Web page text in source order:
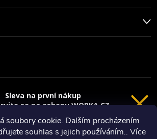
soubory cookie. Dalším procházením
souhlas s jejich používáním.. Více
Sleva na první nákup
se na eshopu WORKA.CZ
100 Kč* na nákup je Vaše.
Registrace